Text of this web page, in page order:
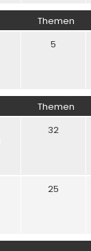
Themen
5
Themen
32
25